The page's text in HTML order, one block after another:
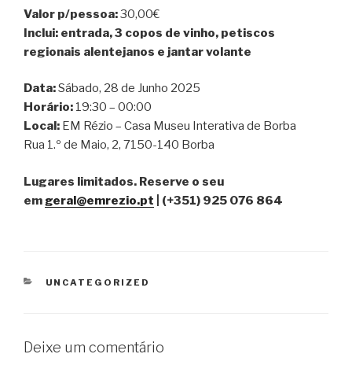
Valor p/pessoa:30,00€
Inclui: entrada, 3 copos de vinho, petiscos
regionais alentejanos e jantar volante
Data:Sábado, 28 de Junho 2025
Horário: 19:30 – 00:00
Local: EM Rézio – Casa Museu Interativa de Borba
Rua 1.º de Maio, 2, 7150-140 Borba
Lugares limitados. Reserve o seu
em geral@emrezio.pt | (+351) 925 076 864
CATEGORIAS
UNCATEGORIZED
Deixe um comentário